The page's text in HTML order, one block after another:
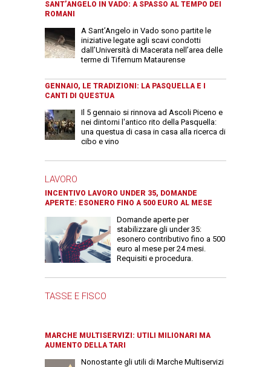
SANT’ANGELO IN VADO: A SPASSO AL TEMPO DEI
ROMANI
A Sant’Angelo in Vado sono partite le
iniziative legate agli scavi condotti
dall’Università di Macerata nell’area delle
terme di Tifernum Mataurense
GENNAIO, LE TRADIZIONI: LA PASQUELLA E I
CANTI DI QUESTUA
Il 5 gennaio si rinnova ad Ascoli Piceno e
nei dintorni l'antico rito della Pasquella:
una questua di casa in casa alla ricerca di
cibo e vino
LAVORO
INCENTIVO LAVORO UNDER 35, DOMANDE
APERTE: ESONERO FINO A 500 EURO AL MESE
Domande aperte per
stabilizzare gli under 35:
esonero contributivo fino a 500
euro al mese per 24 mesi.
Requisiti e procedura.
TASSE E FISCO
MARCHE MULTISERVIZI: UTILI MILIONARI MA
AUMENTO DELLA TARI
Nonostante gli utili di Marche Multiservizi